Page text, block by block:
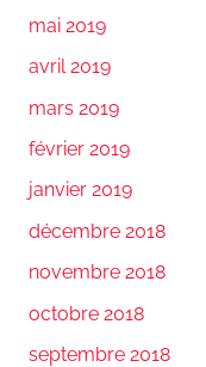
mai 2019
avril 2019
mars 2019
février 2019
janvier 2019
décembre 2018
novembre 2018
octobre 2018
septembre 2018